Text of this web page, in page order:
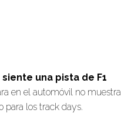
una pista de F1
en el automóvil no muestra
para los track days.